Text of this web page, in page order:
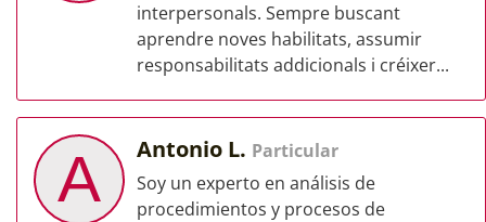
interpersonals. Sempre buscant
aprendre noves habilitats, assumir
responsabilitats addicionals i créixer...
A Antonio L. Particular
Soy un experto en análisis de
procedimientos y procesos de